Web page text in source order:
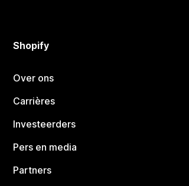
Shopify
Over ons
Carrières
Investeerders
Pers en media
Partners